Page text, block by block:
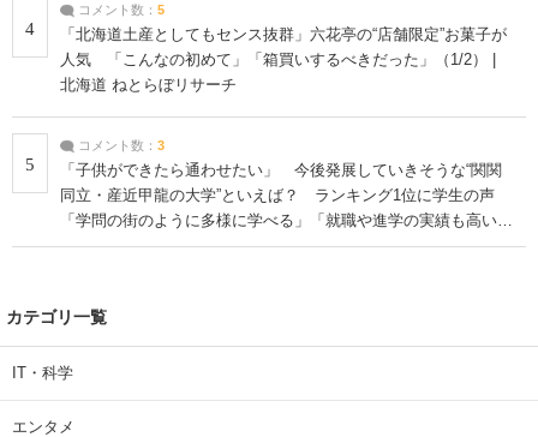
4
コメント数： 5
「北海道土産としてもセンス抜群」六花亭の“店舗限定”お菓子が
人気 「こんなの初めて」「箱買いするべきだった」（1/2） |
北海道 ねとらぼリサーチ
5
コメント数： 3
「子供ができたら通わせたい」 今後発展していきそうな“関関
同立・産近甲龍の大学”といえば？ ランキング1位に学生の声
「学問の街のように多様に学べる」「就職や進学の実績も高い」
| 大学 ねとらぼリサーチ
カテゴリ一覧
IT・科学
エンタメ